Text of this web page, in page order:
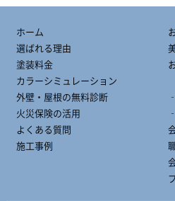
ホーム
選ばれる理由
塗装料金
カラーシミュレーション
外壁・屋根の無料診断
火災保険の活用
よくある質問
施工事例